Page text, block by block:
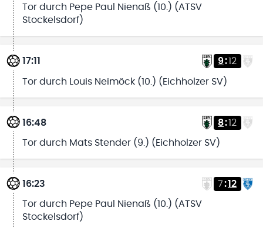
Tor durch Pepe Paul Nienaß (10.) (ATSV
Stockelsdorf)
17:11 9:12
Tor durch Louis Neimöck (10.) (Eichholzer SV)
16:48 8:12
Tor durch Mats Stender (9.) (Eichholzer SV)
16:23 7:12
Tor durch Pepe Paul Nienaß (10.) (ATSV
Stockelsdorf)